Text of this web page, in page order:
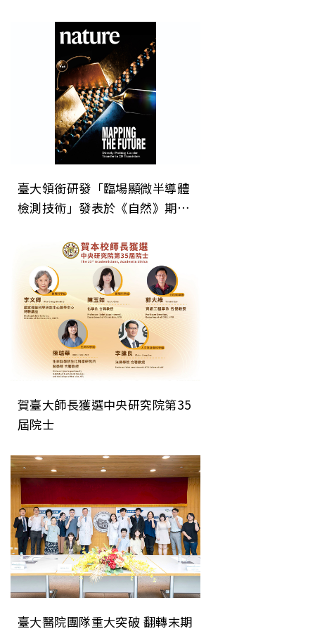
電」新方向
臺大領銜研發「臨場顯微半導體
檢測技術」發表於《自然》期
直接檢測技術
賀臺大師長獲選中央研究院第35
屆院士
臺大醫院團隊重大突破 翻轉末期